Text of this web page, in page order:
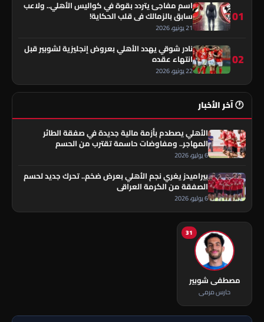
01
اسم مفاجئ يتردد بقوة في كواليس الأهلي.. ولاعب
سابق بالزمالك في قلب الحكاية!
21 يونيو، 2026
02
نادر شوقي يهدد الأهلي بعروض إنجليزية لشوبير قبل
انتهاء عقده
22 يونيو، 2026
🕐 آخر الأخبار
الأهلي يصطدم بأزمة مالية جديدة في صفقة الطائر
المهاجر.. ومفاوضات حاسمة تقترب من الحسم
6 يوليو، 2026
بيراميدز يغري نجم الأهلي بعرض ضخم.. تحرك جديد لحسم
الصفقة من الكرمة العراقي
6 يوليو، 2026
31
مصطفى شوبير
حارس مرمى